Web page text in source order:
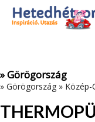
Az oldal sütiket
Adatvédelmi
» Görögország
» Görögország » Közép-